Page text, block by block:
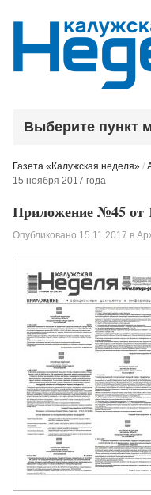
Выберите пункт
Газета «Калужская неделя» /
15 ноября 2017 года
Приложение №45 от
Опубликовано 15.11.2017 в